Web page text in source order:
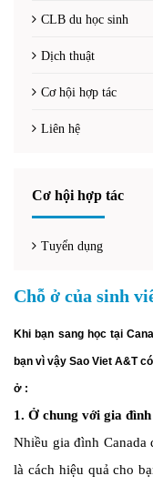
CLB du học sinh
Dịch thuật
Cơ hội hợp tác
Liên hệ
Cơ hội hợp tác
Tuyển dụng
Chỗ ở của sinh
Khi bạn sang học tại
bạn vì vậy Sao Viet A&T
ở :
1. Ở chung với gia
Nhiều gia đình Canada
là cách hiệu quả cho